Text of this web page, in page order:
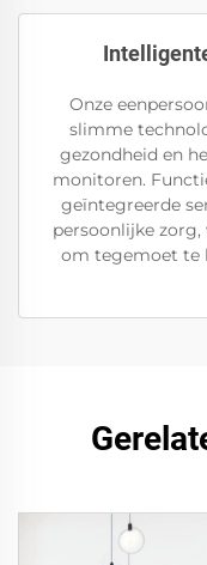
Onze
slimme
gezondheid en
monitoren.
geïntegreerde
persoonlijke
om tegemoet te